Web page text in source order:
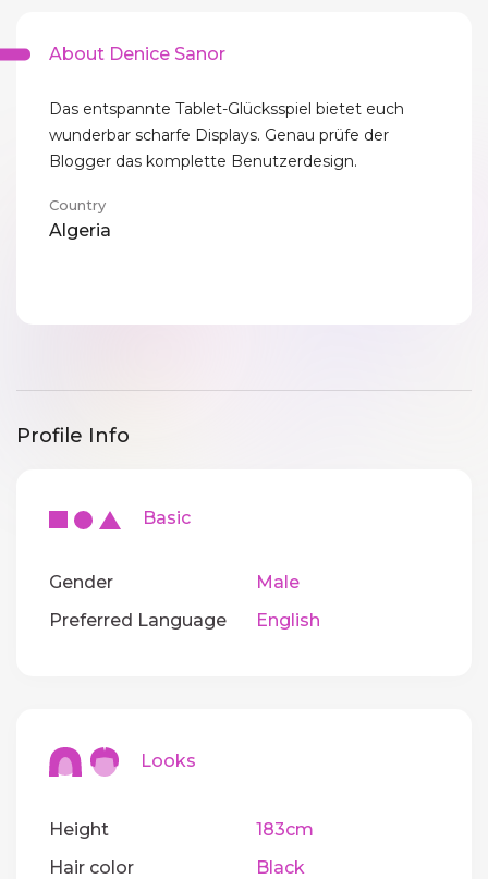
About Denice Sanor
Das entspannte Tablet-Glücksspiel bietet euch
wunderbar scharfe Displays. Genau prüfe der
Blogger das komplette Benutzerdesign.
Country
Algeria
Profile Info
Basic
Gender
Male
Preferred Language
English
Looks
Height
183cm
Hair color
Black